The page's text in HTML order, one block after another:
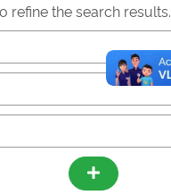
refine the search results.